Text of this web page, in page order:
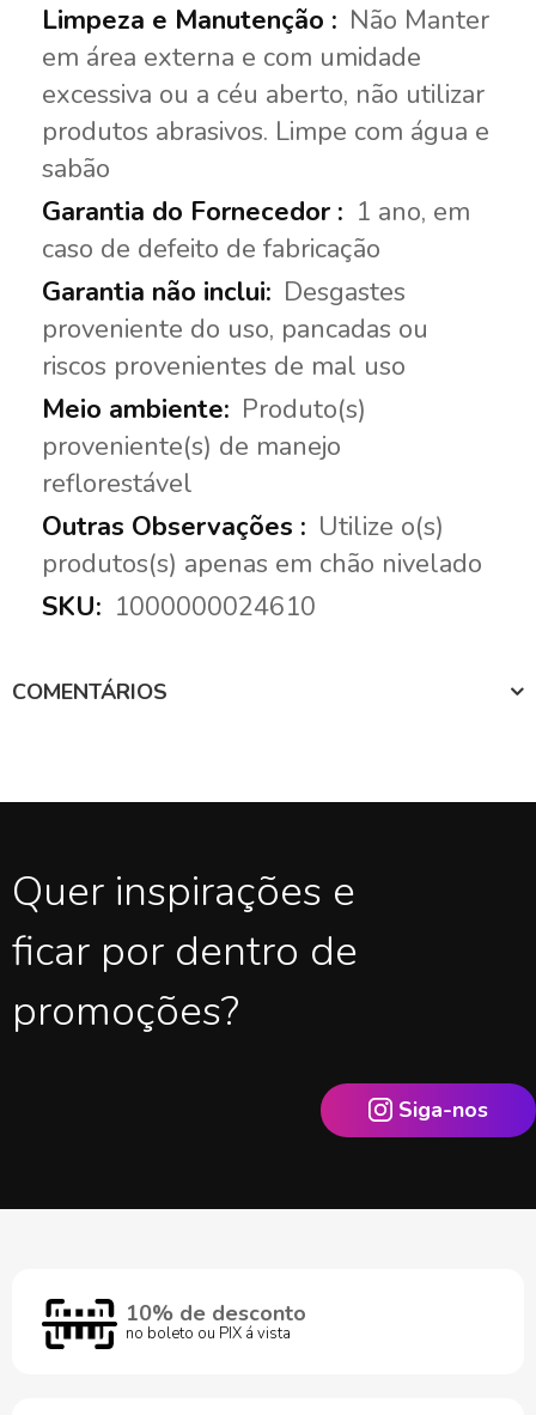
Não Manter
em área externa e com umidade
excessiva ou a céu aberto, não utilizar
produtos abrasivos. Limpe com água e
sabão
1 ano, em
caso de defeito de fabricação
Desgastes
proveniente do uso, pancadas ou
riscos provenientes de mal uso
Produto(s)
proveniente(s) de manejo
reflorestável
Utilize o(s)
produtos(s) apenas em chão nivelado
1000000024610
COMENTÁRIOS
Quer inspirações e
ficar por dentro de
promoções?
Siga-nos
10% de desconto
no boleto ou PIX á vista